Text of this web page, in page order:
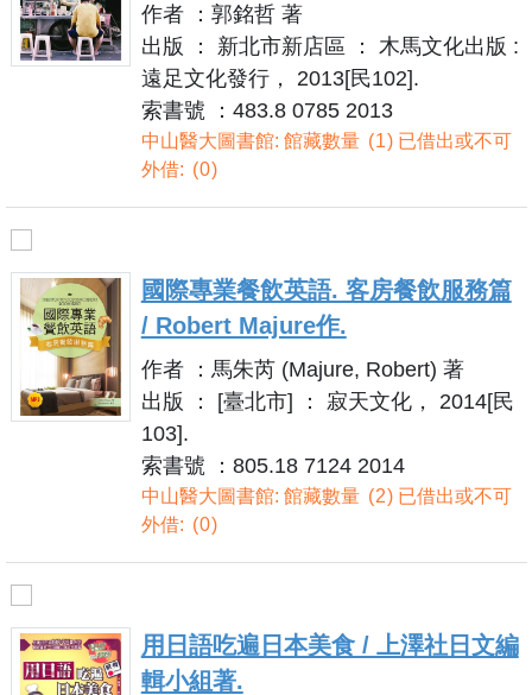
作者 ：郭銘哲 著
出版 ： 新北市新店區 ： 木馬文化出版 :
遠足文化發行， 2013[民102].
索書號 ：483.8 0785 2013
中山醫大圖書館: 館藏數量 1 已借出或不可
外借:
0
國際專業餐飲英語. 客房餐飲服務篇
/ Robert Majure作.
作者 ：馬朱芮 (Majure, Robert) 著
出版 ： [臺北市] ： 寂天文化， 2014[民
103].
索書號 ：805.18 7124 2014
中山醫大圖書館: 館藏數量 2 已借出或不可
外借:
0
用日語吃遍日本美食 / 上澤社日文編
輯小組著.